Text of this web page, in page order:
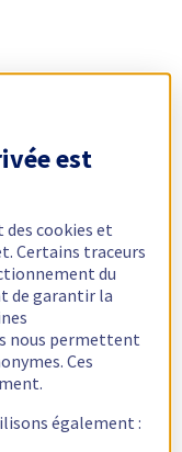
est
cookies et
Certains traceurs
du
de garantir la
nous permettent
Ces
également :